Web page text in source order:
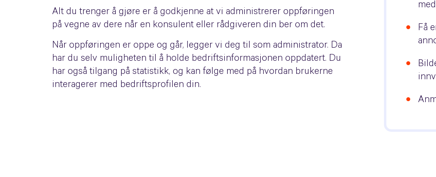
Alt du trenger å gjøre er å godkjenne at vi administrerer oppføringen
på vegne av dere når en konsulent eller rådgiveren din ber om det.
Når oppføringen er oppe og går, legger vi deg til som administrator. Da
har du selv muligheten til å holde bedriftsinformasjonen oppdatert. Du
har også tilgang på statistikk, og kan følge med på hvordan brukerne
interagerer med bedriftsprofilen din.
Få